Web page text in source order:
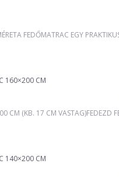
FEDŐMATRAC EGY
CM (KB. 17 CM VASTAG)FEDEZD